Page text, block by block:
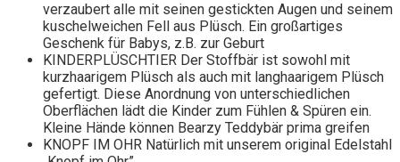
verzaubert alle mit seinen gestickten Augen und seinem
kuschelweichen Fell aus Plüsch. Ein großartiges
Geschenk für Babys, z.B. zur Geburt
KINDERPLÜSCHTIER Der Stoffbär ist sowohl mit
kurzhaarigem Plüsch als auch mit langhaarigem Plüsch
gefertigt. Diese Anordnung von unterschiedlichen
Oberflächen lädt die Kinder zum Fühlen & Spüren ein.
Kleine Hände können Bearzy Teddybär prima greifen
KNOPF IM OHR Natürlich mit unserem original Edelstahl